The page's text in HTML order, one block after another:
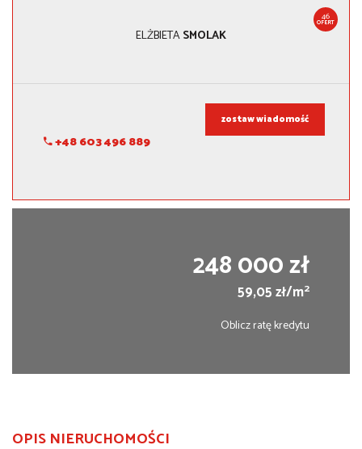
46
OFERT
ELŻBIETASMOLAK
+48 603 496 889
zostaw wiadomość
248 000 zł
59,05 zł/m2
Oblicz ratę kredytu
OPIS NIERUCHOMOŚCI